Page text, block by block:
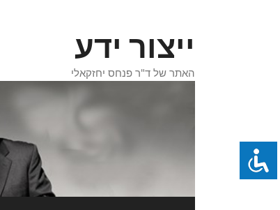
ייצור ידע
האתר של ד"ר פנחס יחזקאלי